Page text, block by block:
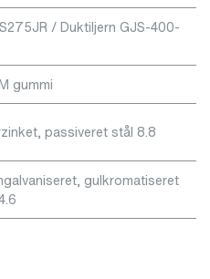
/ Duktiljern GJS-400-
gummi
passiveret stål 8.8
gulkromatiseret